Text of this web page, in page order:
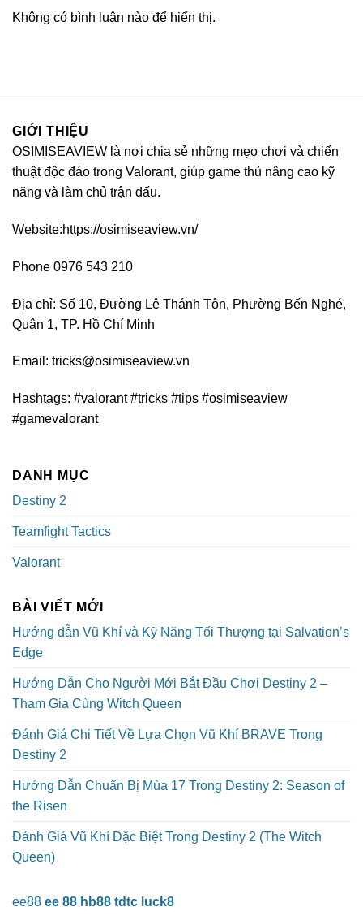
Không có bình luận nào để hiển thị.
GIỚI THIỆU
OSIMISEAVIEW là nơi chia sẻ những mẹo chơi và chiến
thuật độc đáo trong Valorant, giúp game thủ nâng cao kỹ
năng và làm chủ trận đấu.
Website:https://osimiseaview.vn/
Phone 0976 543 210
Địa chỉ: Số 10, Đường Lê Thánh Tôn, Phường Bến Nghé,
Quận 1, TP. Hồ Chí Minh
Email: tricks@osimiseaview.vn
Hashtags: #valorant #tricks #tips #osimiseaview
#gamevalorant
DANH MỤC
Destiny 2
Teamfight Tactics
Valorant
BÀI VIẾT MỚI
Hướng dẫn Vũ Khí và Kỹ Năng Tối Thượng tại Salvation’s
Edge
Hướng Dẫn Cho Người Mới Bắt Đầu Chơi Destiny 2 –
Tham Gia Cùng Witch Queen
Đánh Giá Chi Tiết Về Lựa Chọn Vũ Khí BRAVE Trong
Destiny 2
Hướng Dẫn Chuẩn Bị Mùa 17 Trong Destiny 2: Season of
the Risen
Đánh Giá Vũ Khí Đặc Biệt Trong Destiny 2 (The Witch
Queen)
ee88 ee 88 hb88 tdtc luck8